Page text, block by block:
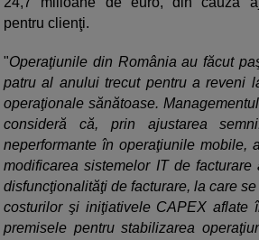
pentru clienţi.
"Operaţiunile din România au făcut
patru al anului trecut pentru a reveni
operaţionale sănătoase.
consideră că, prin ajustarea
neperformante în operaţiunile mobile,
modificarea sistemelor IT de
disfuncţionalităţi de facturare, la care
costurilor şi iniţiativele CAPEX aflate
premisele pentru stabilizarea